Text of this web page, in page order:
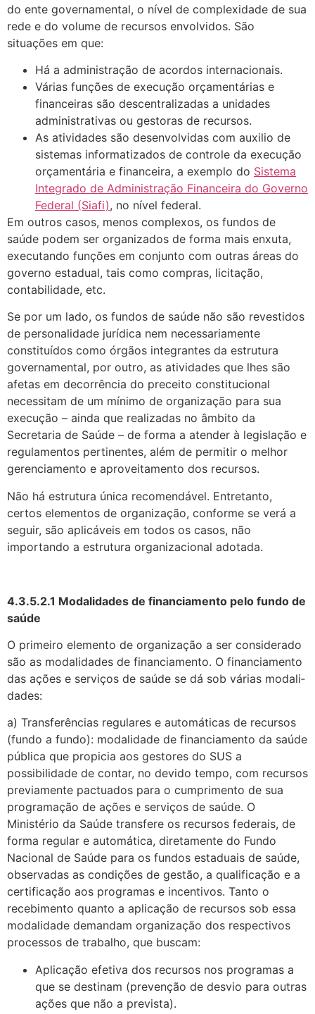
do ente governamental, o nível de complexidade de sua
rede e do volume de recursos envolvidos. São
situações em que:
Há a administração de acordos internacionais.
Várias funções de execução orçamentárias e
financeiras são descentralizadas a unidades
administrativas ou gestoras de recursos.
As atividades são desenvolvidas com auxilio de
sistemas informatizados de con­trole da execução
orçamentária e financeira, a exemplo do Sistema
Integrado de Administração Financeira do Governo
Federal (Siafi), no nível federal.
Em outros casos, menos complexos, os fundos de
saúde podem ser organizados de forma mais enxuta,
executando funções em conjunto com outras áreas do
governo estadual, tais como compras, licitação,
contabilidade, etc.
Se por um lado, os fundos de saúde não são revestidos
de personalidade jurídica nem necessariamente
constituídos como órgãos integrantes da estrutura
governamental, por outro, as atividades que lhes são
afetas em decorrência do preceito constitucional
necessitam de um mínimo de organização para sua
execução – ainda que realizadas no âmbito da
Secretaria de Saúde – de forma a atender à legislação e
regulamentos perti­nentes, além de permitir o melhor
gerenciamento e aproveitamento dos recursos.
Não há estrutura única recomendável. Entretanto,
certos elementos de organi­zação, conforme se verá a
seguir, são aplicáveis em todos os casos, não
importando a estrutura organizacional adotada.
4.3.5.2.1 Modalidades de financiamento pelo fundo de
saúde
O primeiro elemento de organização a ser considerado
são as modalidades de financiamento. O financiamento
das ações e serviços de saúde se dá sob várias modali­
dades:
a) Transferências regulares e automáticas de recursos
(fundo a fundo): modalidade de financiamento da saúde
pública que propicia aos gestores do SUS a
possibilidade de contar, no devido tempo, com recursos
previamente pactuados para o cumpri­mento de sua
programação de ações e serviços de saúde. O
Ministério da Saúde transfere os recursos federais, de
forma regular e automática, diretamente do Fundo
Nacional de Saúde para os fundos estaduais de saúde,
observadas as condições de gestão, a qualificação e a
certificação aos programas e incentivos. Tanto o
recebi­mento quanto a aplicação de recursos sob essa
modalidade demandam organização dos respectivos
processos de trabalho, que buscam:
Aplicação efetiva dos recursos nos programas a
que se destinam (prevenção de desvio para outras
ações que não a prevista).